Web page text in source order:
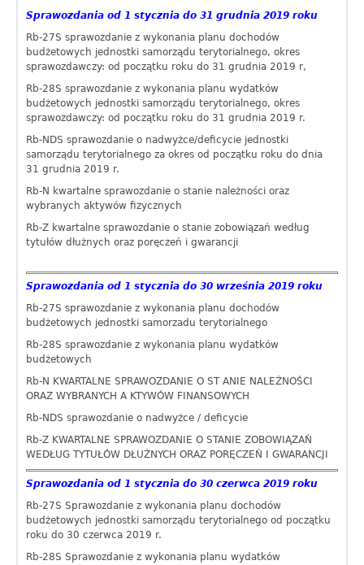
Sprawozdania od 1 stycznia do 31 grudnia 2019 roku
Rb-27S sprawozdanie z wykonania planu dochodów
budżetowych jednostki samorządu terytorialnego, okres
sprawozdawczy: od początku roku do 31 grudnia 2019 r,
Rb-28S sprawozdanie z wykonania planu wydatków
budżetowych jednostki samorządu terytorialnego, okres
sprawozdawczy: od początku roku do 31 grudnia 2019 r.
Rb-NDS sprawozdanie o nadwyżce/deficycie jednostki
samorządu terytorialnego za okres od początku roku do dnia
31 grudnia 2019 r.
Rb-N kwartalne sprawozdanie o stanie należności oraz
wybranych aktywów fizycznych
Rb-Z kwartalne sprawozdanie o stanie zobowiązań według
tytułów dłużnych oraz poręczeń i gwarancji
Sprawozdania od 1 stycznia do 30 września 2019 roku
Rb-27S sprawozdanie z wykonania planu dochodów
budżetowych jednostki samorzadu terytorialnego
Rb-28S sprawozdanie z wykonania planu wydatków
budżetowych
Rb-N KWARTALNE SPRAWOZDANIE O ST ANIE NALEŻNOŚCI
ORAZ WYBRANYCH A KTYWÓW FINANSOWYCH
Rb-NDS sprawozdanie o nadwyżce / deficycie
Rb-Z KWARTALNE SPRAWOZDANIE O STANIE ZOBOWIĄZAŃ
WEDŁUG TYTUŁÓW DŁUŻNYCH ORAZ PORĘCZEŃ I GWARANCJI
Sprawozdania od 1 stycznia do 30 czerwca 2019 roku
Rb-27S Sprawozdanie z wykonania planu dochodów
budżetowych jednostki samorządu terytorialnego od początku
roku do 30 czerwca 2019 r.
Rb-28S Sprawozdanie z wykonania planu wydatków